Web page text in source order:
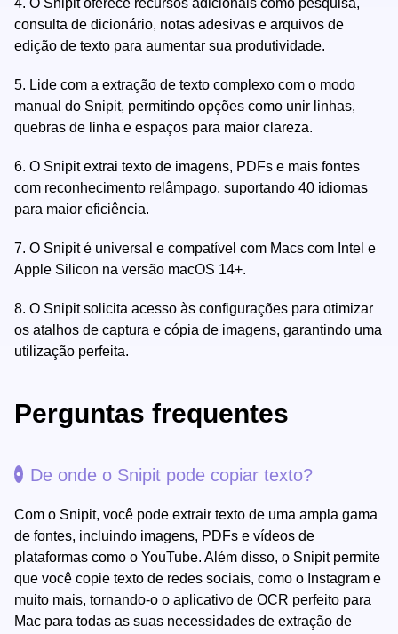
4. O Snipit oferece recursos adicionais como pesquisa,
consulta de dicionário, notas adesivas e arquivos de
edição de texto para aumentar sua produtividade.
5. Lide com a extração de texto complexo com o modo
manual do Snipit, permitindo opções como unir linhas,
quebras de linha e espaços para maior clareza.
6. O Snipit extrai texto de imagens, PDFs e mais fontes
com reconhecimento relâmpago, suportando 40 idiomas
para maior eficiência.
7. O Snipit é universal e compatível com Macs com Intel e
Apple Silicon na versão macOS 14+.
8. O Snipit solicita acesso às configurações para otimizar
os atalhos de captura e cópia de imagens, garantindo uma
utilização perfeita.
Perguntas frequentes
De onde o Snipit pode copiar texto?
Com o Snipit, você pode extrair texto de uma ampla gama
de fontes, incluindo imagens, PDFs e vídeos de
plataformas como o YouTube. Além disso, o Snipit permite
que você copie texto de redes sociais, como o Instagram e
muito mais, tornando-o o aplicativo de OCR perfeito para
Mac para todas as suas necessidades de extração de